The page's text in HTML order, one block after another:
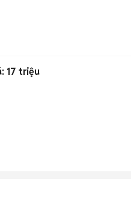
17 triệu